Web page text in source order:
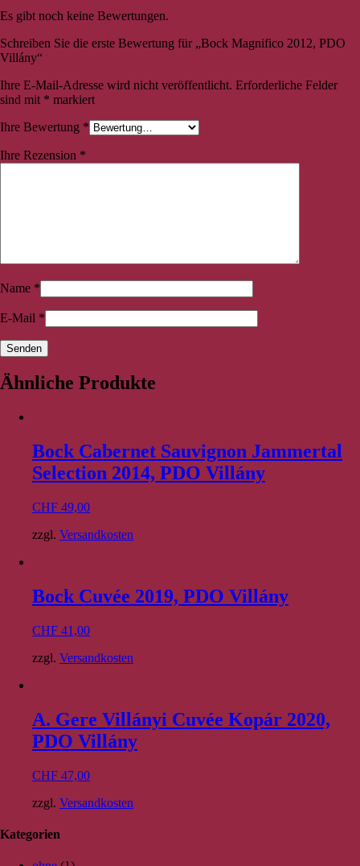
Es gibt noch keine Bewertungen.
Schreiben Sie die erste Bewertung für „Bock Magnifico 2012, PDO
Villány“
Ihre E-Mail-Adresse wird nicht veröffentlicht. Erforderliche Felder
sind mit * markiert
Ihre Bewertung *
Ihre Rezension *
Name *
E-Mail *
Ähnliche Produkte
Bock Cabernet Sauvignon Jammertal
Selection 2014, PDO Villány
CHF 49,00
zzgl. Versandkosten
Bock Cuvée 2019, PDO Villány
CHF 41,00
zzgl. Versandkosten
A. Gere Villányi Cuvée Kopár 2020,
PDO Villány
CHF 47,00
zzgl. Versandkosten
Kategorien